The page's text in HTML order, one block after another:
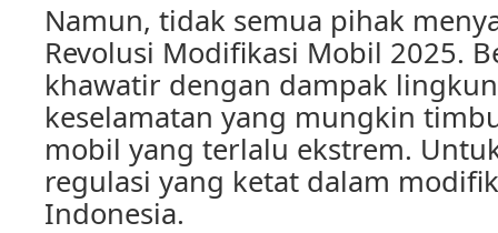
Namun, tidak semua pihak
Revolusi Modifikasi Mobil 2025.
khawatir dengan dampak
keselamatan yang mungkin
mobil yang terlalu ekstrem.
regulasi yang ketat dalam
Indonesia.